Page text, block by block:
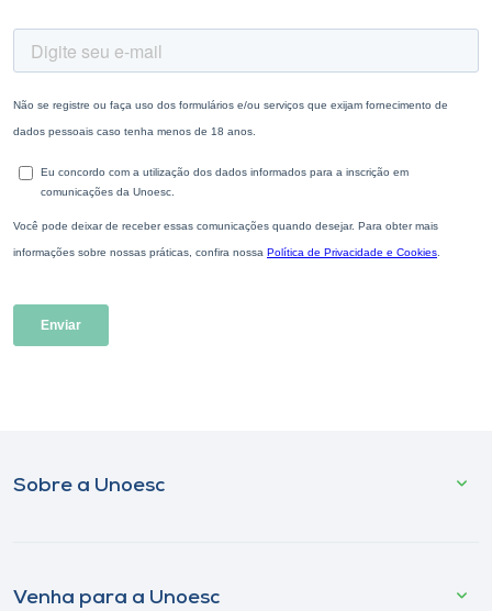
Sobre a Unoesc
Venha para a Unoesc